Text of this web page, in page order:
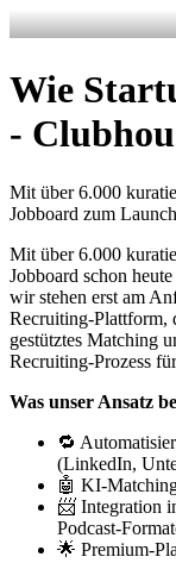
Wie
-
Mit über 6.000
Jobboard zum
Mit über 6.000
Jobboard schon
wir stehen erst am
Recruiting-Plattform,
gestütztes Matching
Recruiting-Prozess
Was unser Ansatz
🔁
(LinkedIn,
🤖 KI-
📨 Integration
Podcast-
🌟 Premium-